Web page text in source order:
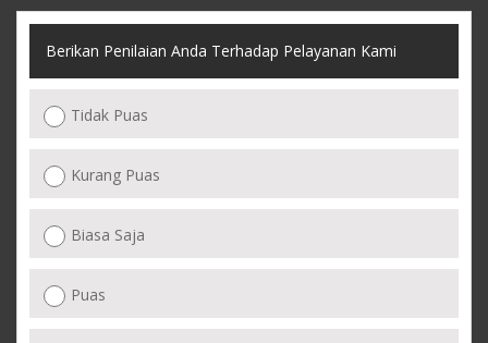
Berikan Penilaian Anda Terhadap Pelayanan Kami
Tidak Puas
Kurang Puas
Biasa Saja
Puas